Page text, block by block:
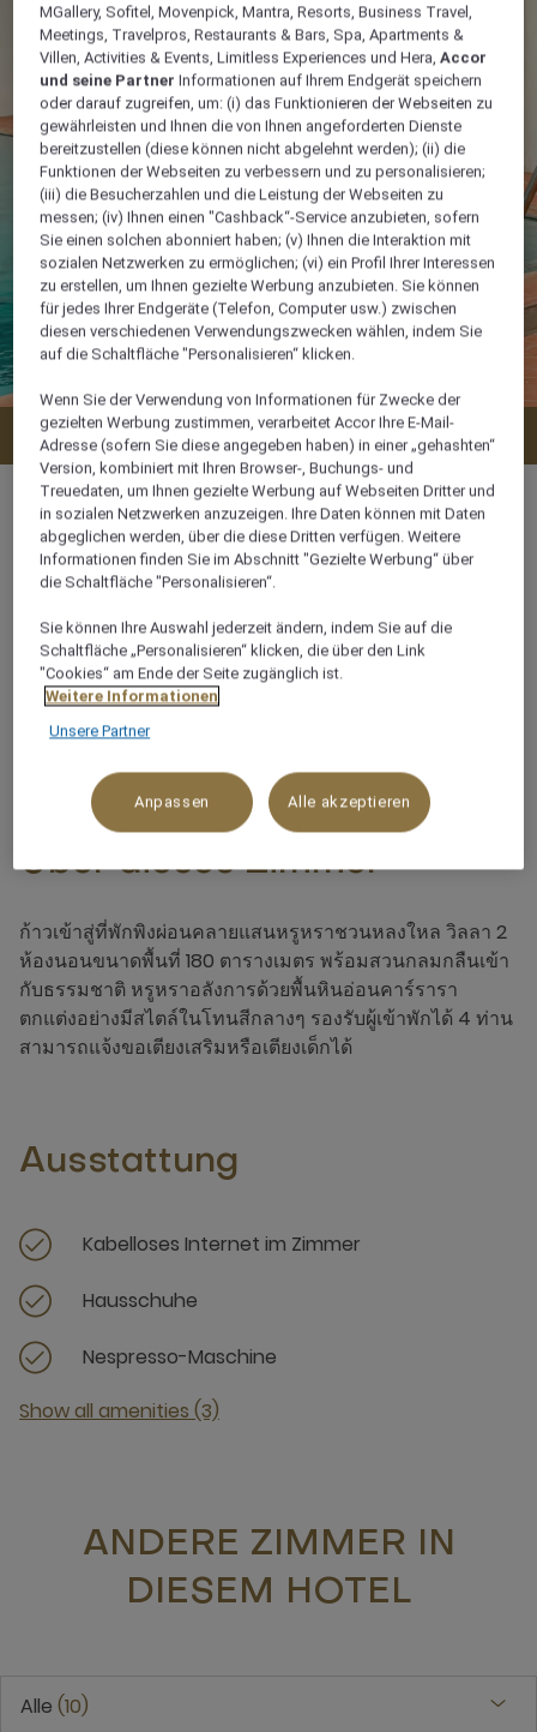
Verfügbarkeit anzeigen
180 m²
Hofblick,Gartenblick
5 x
Über dieses Zimmer
ก้าวเข้าสู่ที่พักพิงผ่อนคลายแสนหรูหราชวนหลงใหล วิลลา 2
ห้องนอนขนาดพื้นที่ 180 ตารางเมตร พร้อมสวนกลมกลืนเข้า
กับธรรมชาติ หรูหราอลังการด้วยพื้นหินอ่อนคาร์รารา
ตกแต่งอย่างมีสไตล์ในโทนสีกลางๆ รองรับผู้เข้าพักได้ 4 ท่าน
สามารถแจ้งขอเตียงเสริมหรือเตียงเด็กได้
Ausstattung
Kabelloses Internet im Zimmer
Hausschuhe
Nespresso-Maschine
Show all amenities (3)
ANDERE ZIMMER IN
DIESEM HOTEL
Alle 10
MGallery, Sofitel, Movenpick, Mantra, Resorts, Business Travel,
Meetings, Travelpros, Restaurants & Bars, Spa, Apartments &
Villen, Activities & Events, Limitless Experiences und Hera,Accor
und seine Partner Informationen auf Ihrem Endgerät speichern
oder darauf zugreifen, um: (i) das Funktionieren der Webseiten zu
gewährleisten und Ihnen die von Ihnen angeforderten Dienste
bereitzustellen (diese können nicht abgelehnt werden); (ii) die
Funktionen der Webseiten zu verbessern und zu personalisieren;
(iii) die Besucherzahlen und die Leistung der Webseiten zu
messen; (iv) Ihnen einen "Cashback“-Service anzubieten, sofern
Sie einen solchen abonniert haben; (v) Ihnen die Interaktion mit
sozialen Netzwerken zu ermöglichen; (vi) ein Profil Ihrer Interessen
zu erstellen, um Ihnen gezielte Werbung anzubieten. Sie können
für jedes Ihrer Endgeräte (Telefon, Computer usw.) zwischen
diesen verschiedenen Verwendungszwecken wählen, indem Sie
auf die Schaltfläche "Personalisieren“ klicken.
Wenn Sie der Verwendung von Informationen für Zwecke der
gezielten Werbung zustimmen, verarbeitet Accor Ihre E-Mail-
Adresse (sofern Sie diese angegeben haben) in einer „gehashten“
Version, kombiniert mit Ihren Browser-, Buchungs- und
Treuedaten, um Ihnen gezielte Werbung auf Webseiten Dritter und
in sozialen Netzwerken anzuzeigen. Ihre Daten können mit Daten
abgeglichen werden, über die diese Dritten verfügen. Weitere
Informationen finden Sie im Abschnitt "Gezielte Werbung“ über
die Schaltfläche "Personalisieren“.
Sie können Ihre Auswahl jederzeit ändern, indem Sie auf die
Schaltfläche „Personalisieren“ klicken, die über den Link
"Cookies“ am Ende der Seite zugänglich ist.
Weitere Informationen
Unsere Partner
Anpassen Alle akzeptieren